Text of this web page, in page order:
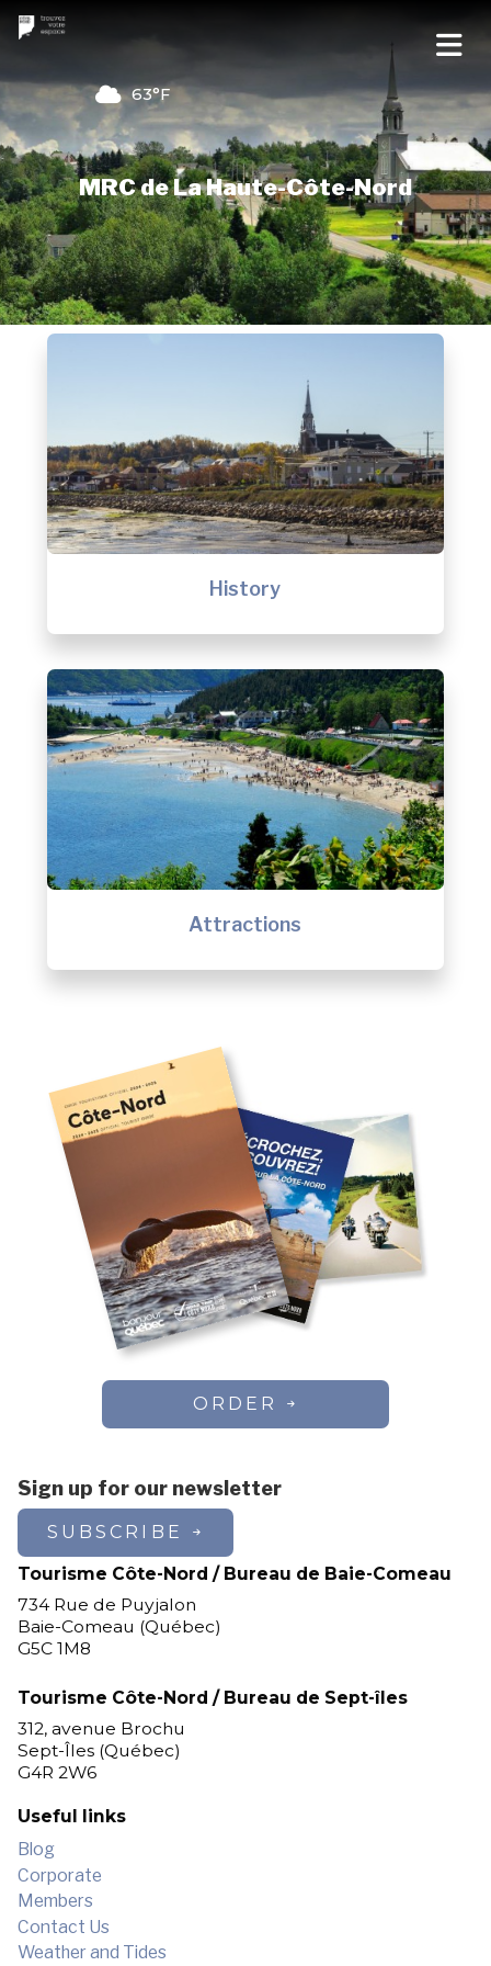
63°F
MRC de La Haute-Côte-Nord
History
Attractions
ORDER
Sign up for our newsletter
SUBSCRIBE
Tourisme Côte-Nord / Bureau de Baie-Comeau
734 Rue de Puyjalon
Baie-Comeau (Québec)
G5C 1M8
Tourisme Côte-Nord / Bureau de Sept-îles
312, avenue Brochu
Sept-Îles (Québec)
G4R 2W6
Useful links
Blog
Corporate
Members
Contact Us
Weather and Tides